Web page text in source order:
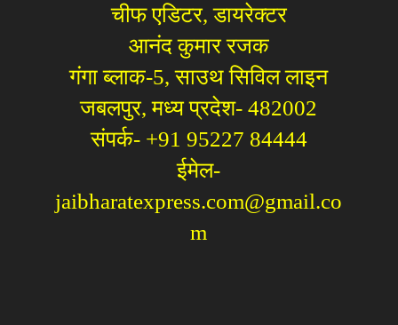
चीफ एडिटर, डायरेक्टर
आनंद कुमार रजक
गंगा ब्लाक-5, साउथ सिविल लाइन
जबलपुर, मध्य प्रदेश- 482002
संपर्क- +91 95227 84444
ईमेल-
jaibharatexpress.com@gmail.co
m